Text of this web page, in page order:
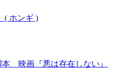
( ホンギ )
映画『悪は存在しない』